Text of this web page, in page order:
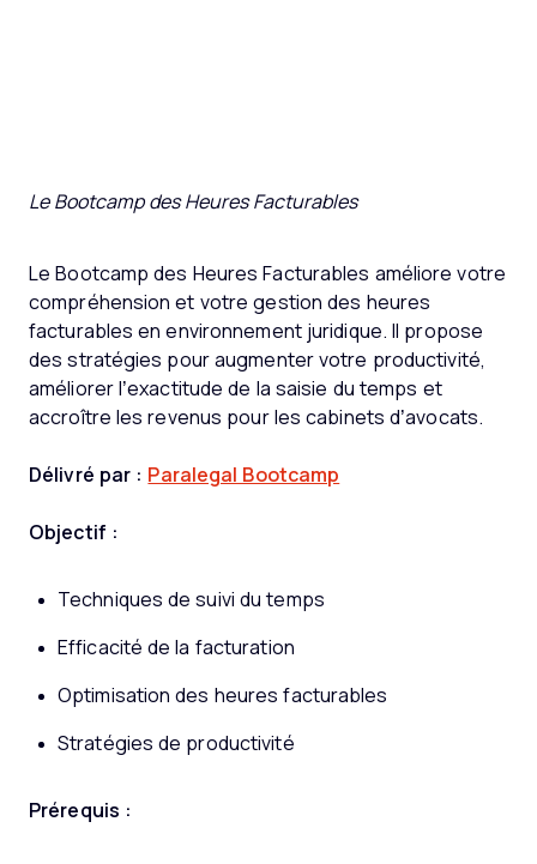
Le Bootcamp des Heures Facturables
Le Bootcamp des Heures Facturables améliore votre
compréhension et votre gestion des heures
facturables en environnement juridique. Il propose
des stratégies pour augmenter votre productivité,
améliorer l’exactitude de la saisie du temps et
accroître les revenus pour les cabinets d’avocats.
Délivré par : Paralegal Bootcamp
Objectif :
Techniques de suivi du temps
Efficacité de la facturation
Optimisation des heures facturables
Stratégies de productivité
Prérequis :